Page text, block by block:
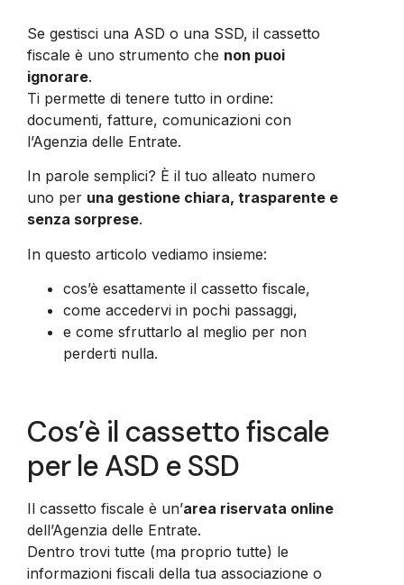
Se gestisci una ASD o una SSD, il cassetto
fiscale è uno strumento che non puoi
ignorare.
Ti permette di tenere tutto in ordine:
documenti, fatture, comunicazioni con
l’Agenzia delle Entrate.
In parole semplici? È il tuo alleato numero
uno per una gestione chiara, trasparente e
senza sorprese.
In questo articolo vediamo insieme:
cos’è esattamente il cassetto fiscale,
come accedervi in pochi passaggi,
e come sfruttarlo al meglio per non
perderti nulla.
Cos’è il cassetto fiscale
per le ASD e SSD
Il cassetto fiscale è un’area riservata online
dell’Agenzia delle Entrate.
Dentro trovi tutte (ma proprio tutte) le
informazioni fiscali della tua associazione o